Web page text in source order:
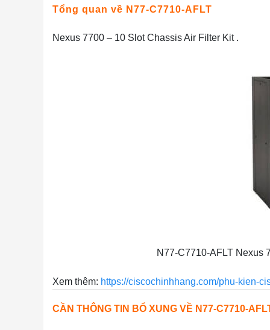
Tổng quan về N77-C7710-AFLT
Nexus 7700 – 10 Slot Chassis Air Filter Kit .
N77-C7710-AFLT Nexus
Xem thêm: https://ciscochinhhang.com/phu-kien-
CẦN THÔNG TIN BỔ XUNG VỀ N77-C7710-